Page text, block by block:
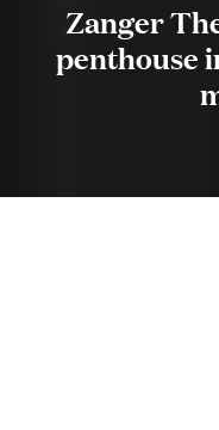
Zanger
penthouse